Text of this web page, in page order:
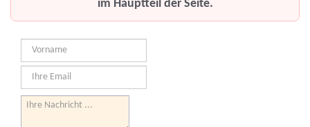
im Hauptteil der Seite.